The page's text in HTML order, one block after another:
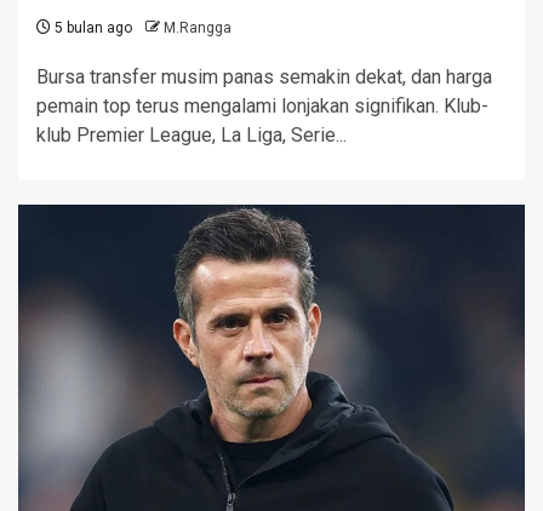
5 bulan ago M.Rangga
Bursa transfer musim panas semakin dekat, dan harga
pemain top terus mengalami lonjakan signifikan. Klub-
klub Premier League, La Liga, Serie...